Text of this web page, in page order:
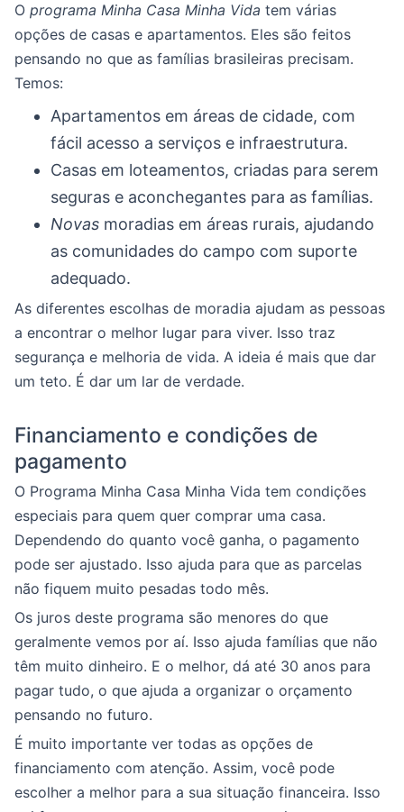
O programa Minha Casa Minha Vida tem várias
opções de casas e apartamentos. Eles são feitos
pensando no que as famílias brasileiras precisam.
Temos:
Apartamentos em áreas de cidade, com
fácil acesso a serviços e infraestrutura.
Casas em loteamentos, criadas para serem
seguras e aconchegantes para as famílias.
Novas moradias em áreas rurais, ajudando
as comunidades do campo com suporte
adequado.
As diferentes escolhas de moradia ajudam as pessoas
a encontrar o melhor lugar para viver. Isso traz
segurança e melhoria de vida. A ideia é mais que dar
um teto. É dar um lar de verdade.
Financiamento e condições de
pagamento
O Programa Minha Casa Minha Vida tem condições
especiais para quem quer comprar uma casa.
Dependendo do quanto você ganha, o pagamento
pode ser ajustado. Isso ajuda para que as parcelas
não fiquem muito pesadas todo mês.
Os juros deste programa são menores do que
geralmente vemos por aí. Isso ajuda famílias que não
têm muito dinheiro. E o melhor, dá até 30 anos para
pagar tudo, o que ajuda a organizar o orçamento
pensando no futuro.
É muito importante ver todas as opções de
financiamento com atenção. Assim, você pode
escolher a melhor para a sua situação financeira. Isso